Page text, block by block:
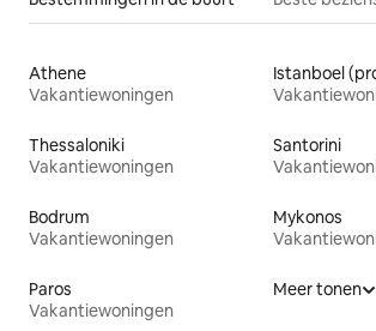
Athene
Vakantiewoningen
Istanboel
Thessaloniki
Vakantiewoningen
Santorini
Bodrum
Vakantiewoningen
Mykonos
Paros
Vakantiewoningen
Meer tonen